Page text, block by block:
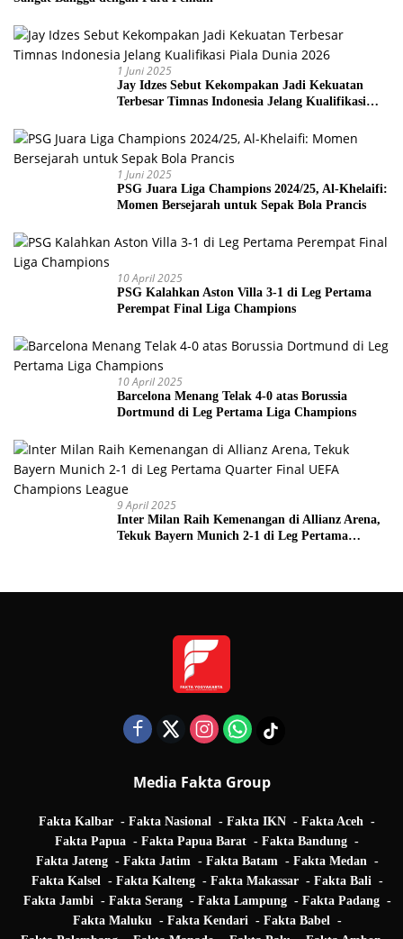
1 Juni 2025
Jay Idzes Sebut Kekompakan Jadi Kekuatan
Terbesar Timnas Indonesia Jelang Kualifikasi
1 Juni 2025
PSG Juara Liga Champions 2024/25, Al-Khelaifi:
Momen Bersejarah untuk Sepak Bola Prancis
10 April 2025
PSG Kalahkan Aston Villa 3-1 di Leg Pertama
Perempat Final Liga Champions
10 April 2025
Barcelona Menang Telak 4-0 atas Borussia
Dortmund di Leg Pertama Liga Champions
9 April 2025
Inter Milan Raih Kemenangan di Allianz Arena,
Tekuk Bayern Munich 2-1 di Leg Pertama
Media Fakta Group
Fakta Kalbar Fakta Nasional Fakta IKN
Fakta Aceh
Fakta Papua
Fakta Papua Barat
Fakta Bandung
Fakta Jateng
Fakta Jatim Fakta Batam
Fakta Medan
Fakta Kalsel
Fakta Kalteng Fakta Makassar
Fakta Bali
Fakta Jambi
Fakta Serang Fakta Lampung
Fakta Padang
Fakta Maluku
Fakta Kendari
Fakta Babel